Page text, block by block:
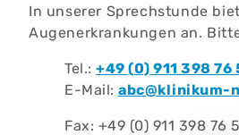
In unserer Sprechstunde
Augenerkrankungen an.
Tel.: +49 (0) 911 398 76
E-Mail: abc@klinikum-
Fax: +49 (0) 911 398 76